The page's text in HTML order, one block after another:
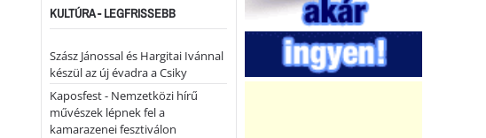
KULTÚRA - LEGFRISSEBB
Szász Jánossal és Hargitai Ivánnal
készül az új évadra a Csiky
Kaposfest - Nemzetközi hírű
művészek lépnek fel a
kamarazenei fesztiválon